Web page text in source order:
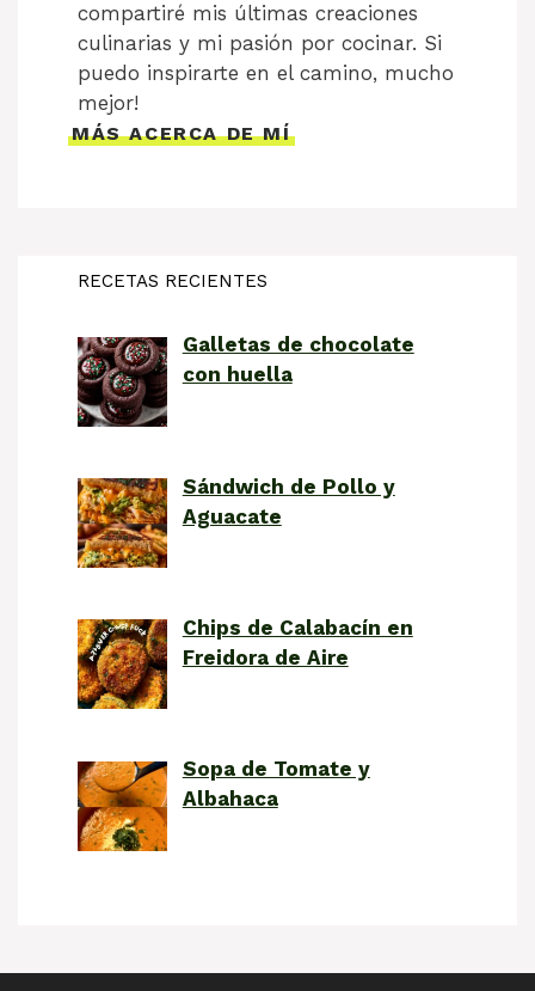
compartiré mis últimas creaciones
culinarias y mi pasión por cocinar. Si
puedo inspirarte en el camino, mucho
mejor!
MÁS ACERCA DE MÍ
RECETAS RECIENTES
Galletas de chocolate
con huella
Sándwich de Pollo y
Aguacate
Chips de Calabacín en
Freidora de Aire
Sopa de Tomate y
Albahaca